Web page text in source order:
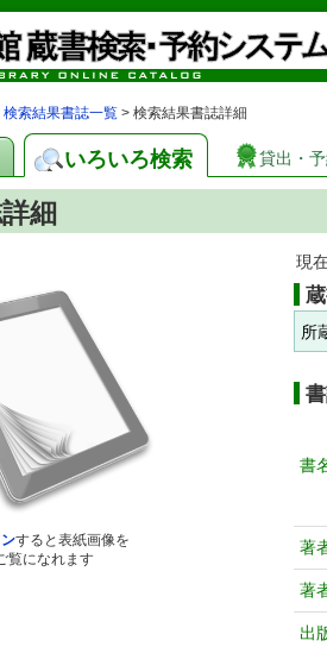
検索結果書誌一覧 > 検索結果書誌詳細
いろいろ検索 貸出・
細
すると表紙画像を
覧になれます
現
所
書
著
著
出